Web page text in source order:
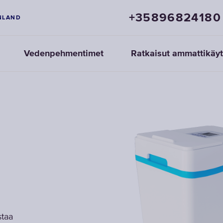
+35896824180
Vedenpehmentimet Ratkaisut